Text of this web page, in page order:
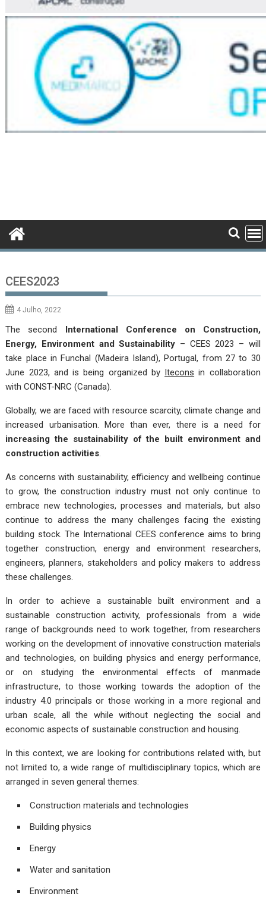
CEES2023
4 Julho, 2022
The second International Conference on Construction,
Energy, Environment and Sustainability – CEES 2023 – will
take place in Funchal (Madeira Island), Portugal, from 27 to 30
June 2023, and is being organized by Itecons in collaboration
with CONST-NRC (Canada).
Globally, we are faced with resource scarcity, climate change and
increased urbanisation. More than ever, there is a need for
increasing the sustainability of the built environment and
construction activities
As concerns with sustainability, efficiency and wellbeing continue
to grow, the construction industry must not only continue to
embrace new technologies, processes and materials, but also
continue to address the many challenges facing the existing
building stock. The International CEES conference aims to bring
together construction, energy and environment researchers,
engineers, planners, stakeholders and policy makers to address
these challenges.
In order to achieve a sustainable built environment and a
sustainable construction activity, professionals from a wide
range of backgrounds need to work together, from researchers
working on the development of innovative construction materials
and technologies, on building physics and energy performance,
or on studying the environmental effects of manmade
infrastructure, to those working towards the adoption of the
industry 4.0 principals or those working in a more regional and
urban scale, all the while without neglecting the social and
economic aspects of sustainable construction and housing.
In this context, we are looking for contributions related with, but
not limited to, a wide range of multidisciplinary topics, which are
arranged in seven general themes:
Construction materials and technologies
Building physics
Energy
Water and sanitation
Environment